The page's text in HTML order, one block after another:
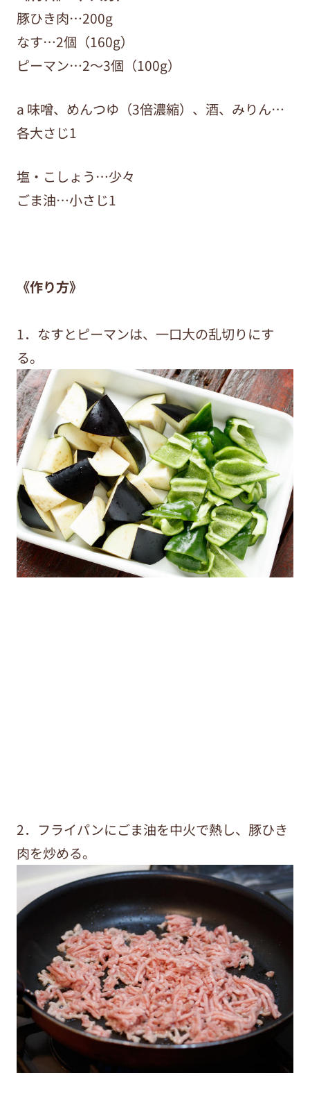
豚ひき肉…200g
なす…2個（160g）
ピーマン…2〜3個（100g）
a 味噌、めんつゆ（3倍濃縮）、酒、みりん…
各大さじ1
塩・こしょう…少々
ごま油…小さじ1
《作り方》
1．なすとピーマンは、一口大の乱切りにす
る。
2．フライパンにごま油を中火で熱し、豚ひき
肉を炒める。